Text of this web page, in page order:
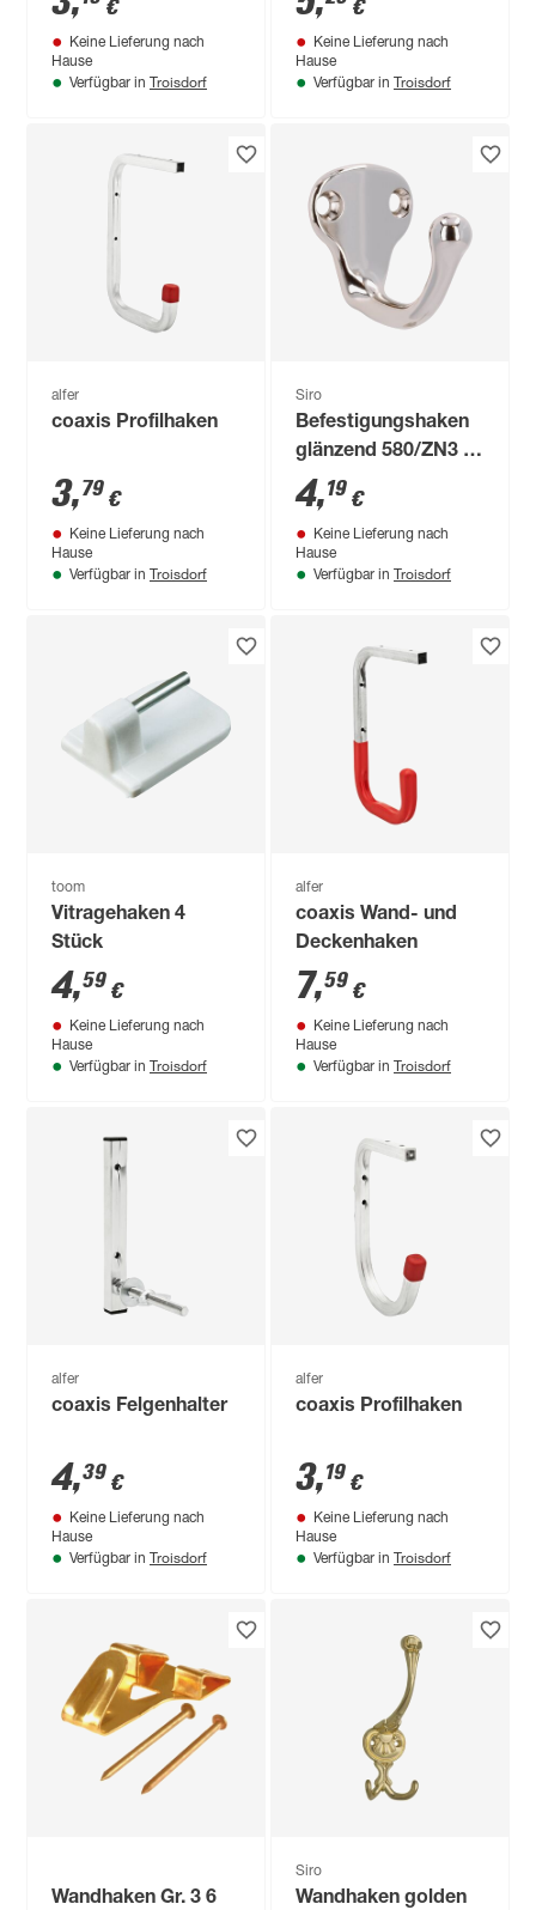
€
Keine Lieferung nach
Hause
Verfügbar in Troisdorf
€
Keine Lieferung nach
Hause
Verfügbar in Troisdorf
alfer
coaxis Profilhaken
3,79 €
Keine Lieferung nach
Hause
Verfügbar in Troisdorf
Siro
Befestigungshaken
glänzend 580/ZN3 1-
fach glänzend
4,19 €
Keine Lieferung nach
Hause
Verfügbar in Troisdorf
toom
Vitragehaken 4
Stück
4,59 €
Keine Lieferung nach
Hause
Verfügbar in Troisdorf
alfer
coaxis Wand- und
Deckenhaken
7,59 €
Keine Lieferung nach
Hause
Verfügbar in Troisdorf
alfer
coaxis Felgenhalter
4,39 €
Keine Lieferung nach
Hause
Verfügbar in Troisdorf
alfer
coaxis Profilhaken
3,19 €
Keine Lieferung nach
Hause
Verfügbar in Troisdorf
Wandhaken Gr. 3 6
Siro
Wandhaken golden